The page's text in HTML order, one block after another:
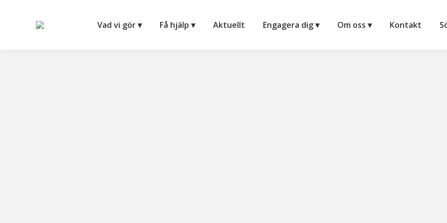
Vad vi gör ▾ Få hjälp ▾ Aktuellt Engagera dig ▾ Om oss ▾ Kontakt